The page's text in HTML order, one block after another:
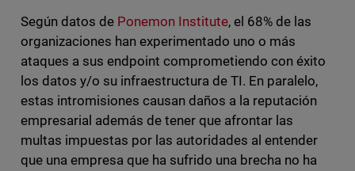
Según datos de Ponemon Institute, el 68% de las
organizaciones han experimentado uno o más
ataques a sus endpoint comprometiendo con éxito
los datos y/o su infraestructura de TI. En paralelo,
estas intromisiones causan daños a la reputación
empresarial además de tener que afrontar las
multas impuestas por las autoridades al entender
que una empresa que ha sufrido una brecha no ha